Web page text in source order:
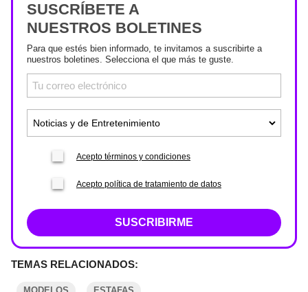
SUSCRÍBETE A
NUESTROS BOLETINES
Para que estés bien informado, te invitamos a suscribirte a
nuestros boletines. Selecciona el que más te guste.
Acepto términos y condiciones
Acepto política de tratamiento de datos
SUSCRIBIRME
TEMAS RELACIONADOS: